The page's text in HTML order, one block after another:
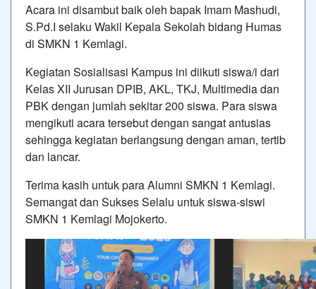
Acara ini disambut baik oleh bapak Imam Mashudi,
S.Pd.I selaku Wakil Kepala Sekolah bidang Humas
di SMKN 1 Kemlagi.
Kegiatan Sosialisasi Kampus ini diikuti siswa/i dari
Kelas XII Jurusan DPIB, AKL, TKJ, Multimedia dan
PBK dengan jumlah sekitar 200 siswa. Para siswa
mengikuti acara tersebut dengan sangat antusias
sehingga kegiatan berlangsung dengan aman, tertib
dan lancar.
Terima kasih untuk para Alumni SMKN 1 Kemlagi.
Semangat dan Sukses Selalu untuk siswa-siswi
SMKN 1 Kemlagi Mojokerto.